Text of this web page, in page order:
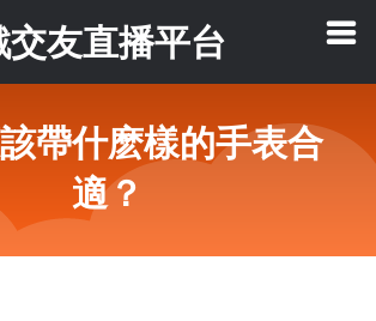
友直播平台
帶什麽樣的手表合
適？